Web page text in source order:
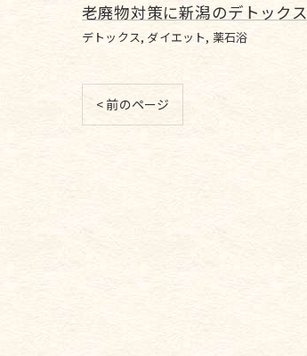
老廃物対策に新潟のデトックス
デトックス ダイエット 薬石浴
< 前のページ